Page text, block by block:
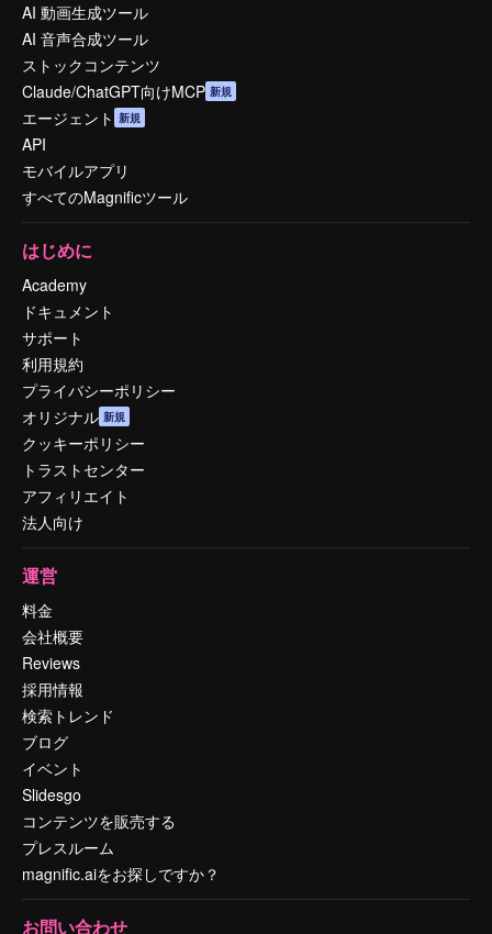
AI 動画生成ツール
AI 音声合成ツール
ストックコンテンツ
Claude/ChatGPT向けMCP 新規
エージェント 新規
API
モバイルアプリ
すべてのMagnificツール
はじめに
Academy
ドキュメント
サポート
利用規約
プライバシーポリシー
オリジナル 新規
クッキーポリシー
トラストセンター
アフィリエイト
法人向け
運営
料金
会社概要
Reviews
採用情報
検索トレンド
ブログ
イベント
Slidesgo
コンテンツを販売する
プレスルーム
magnific.aiをお探しですか？
お問い合わせ